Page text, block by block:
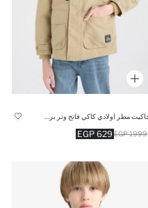
629 EGP 1999 EGP